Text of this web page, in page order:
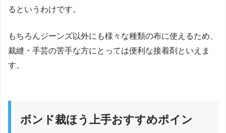
るというわけです。
もちろんジーンズ以外にも様々な種類の布に使えるため、
裁縫・手芸の苦手な方にとっては便利な接着剤といえま
す。
ボンド裁ほう上手おすすめポイン